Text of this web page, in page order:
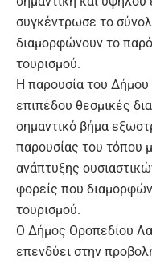
συγκέντρωσε το
διαμορφώνουν το
τουρισμού.
Η παρουσία του Δήμου
επιπέδου θεσμικές
σημαντικό βήμα
παρουσίας του τόπου
ανάπτυξης
φορείς που
τουρισμού.
Ο Δήμος Οροπεδίου
επενδύει στην